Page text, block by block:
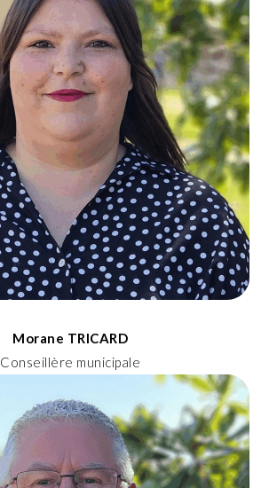
Morane TRICARD
Conseillère municipale